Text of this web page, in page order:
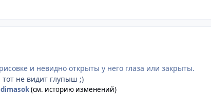
и невидно открыты у него глаза или закрыты.
тот не видит глупыш ;)
(см. историю изменений)